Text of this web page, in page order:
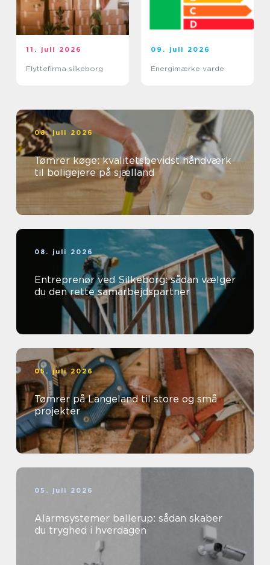
11. juli 2026
Flyttefirma silkeborg
09. juli 2026
Energimærke varde
08. juli 2026
Tømrer køge: kvalitetsbevidst håndværk
til boligejere på sjælland
08. juli 2026
Entreprenør ved Silkeborg: sådan vælger
du den rette samarbejdspartner
05. juli 2026
Tømrer på Langeland til store og små
projekter
05. juli 2026
Alarmsystemer ballerup: sådan skaber
du tryghed i hverdagen